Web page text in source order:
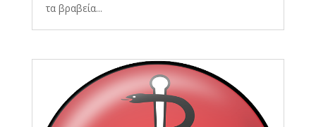
τα βραβεία...